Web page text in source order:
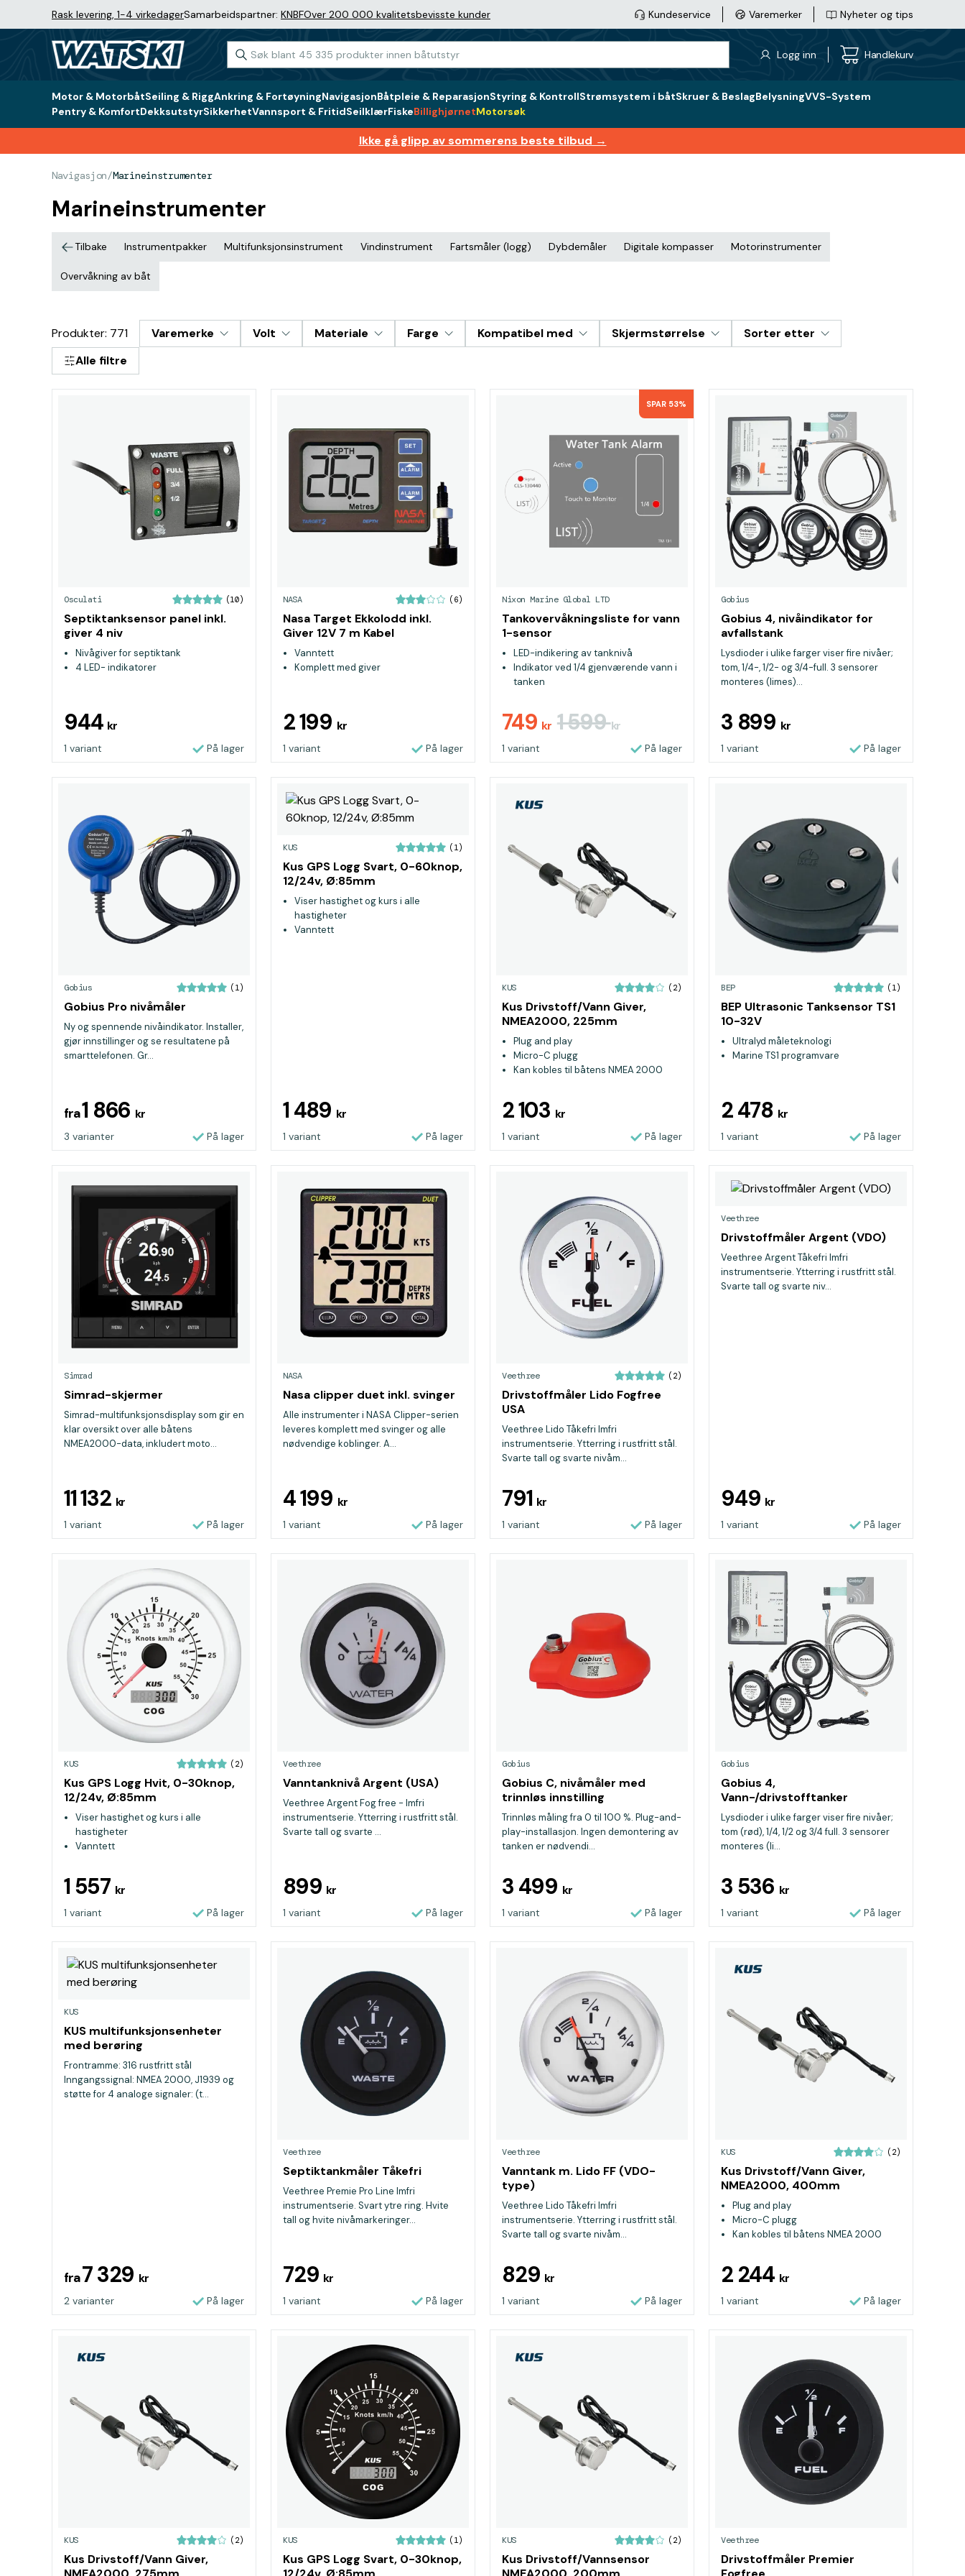
Rask levering, 1-4 virkedagerSamarbeidspartner: KNBFOver 200 000 kvalitetsbevisste kunder Kundeservice Varemerker Nyheter og tips
Logg inn Handlekurv
Motor & MotorbåtSeiling & RiggAnkring & FortøyningNavigasjonBåtpleie & ReparasjonStyring & KontrollStrømsystem i båtSkruer & BeslagBelysningVVS-System
Pentry & KomfortDekksutstyrSikkerhetVannsport & FritidSeilklærFiskeBillighjørnetMotorsøk
Ikke gå glipp av sommerens beste tilbud →
Navigasjon/Marineinstrumenter
Marineinstrumenter
Tilbake Instrumentpakker Multifunksjonsinstrument Vindinstrument Fartsmåler (logg) Dybdemåler Digitale kompasser Motorinstrumenter
Overvåkning av båt
Produkter: 771 Varemerke Volt Materiale Farge Kompatibel med Skjermstørrelse
Sorter etter
Alle filtre
Osculati (10)
Septiktanksensor panel inkl.
giver 4 niv
Nivågiver for septiktank
4 LED- indikatorer
944 kr
1 variant På lager
NASA (6)
Nasa Target Ekkolodd inkl.
Giver 12V 7 m Kabel
Vanntett
Komplett med giver
2 199 kr
1 variant På lager
SPAR 53%
Nixon Marine Global LTD
Tankovervåkningsliste for vann
1-sensor
LED-indikering av tanknivå
Indikator ved 1/4 gjenværende vann i
tanken
749 kr 1 599kr
1 variant På lager
Gobius
Gobius 4, nivåindikator for
avfallstank
Lysdioder i ulike farger viser fire nivåer;
tom, 1/4-, 1/2- og 3/4-full. 3 sensorer
monteres (limes)...
3 899 kr
1 variant På lager
Gobius (1)
Gobius Pro nivåmåler
Ny og spennende nivåindikator. Installer,
gjør innstillinger og se resultatene på
smarttelefonen. Gr...
fra1 866 kr
3 varianter På lager
KUS (1)
Kus GPS Logg Svart, 0-60knop,
12/24v, Ø:85mm
Viser hastighet og kurs i alle
hastigheter
Vanntett
1 489 kr
1 variant På lager
KUS (2)
Kus Drivstoff/Vann Giver,
NMEA2000, 225mm
Plug and play
Micro-C plugg
Kan kobles til båtens NMEA 2000
2 103 kr
1 variant På lager
BEP (1)
BEP Ultrasonic Tanksensor TS1
10-32V
Ultralyd måleteknologi
Marine TS1 programvare
2 478 kr
1 variant På lager
Simrad
Simrad-skjermer
Simrad-multifunksjonsdisplay som gir en
klar oversikt over alle båtens
NMEA2000-data, inkludert moto...
11 132 kr
1 variant På lager
NASA
Nasa clipper duet inkl. svinger
Alle instrumenter i NASA Clipper-serien
leveres komplett med svinger og alle
nødvendige koblinger. A...
4 199 kr
1 variant På lager
Veethree (2)
Drivstoffmåler Lido Fogfree
USA
Veethree Lido Tåkefri Imfri
instrumentserie. Ytterring i rustfritt stål.
Svarte tall og svarte nivåm...
791 kr
1 variant På lager
Veethree
Drivstoffmåler Argent (VDO)
Veethree Argent Tåkefri Imfri
instrumentserie. Ytterring i rustfritt stål.
Svarte tall og svarte niv...
949 kr
1 variant På lager
KUS (2)
Kus GPS Logg Hvit, 0-30knop,
12/24v, Ø:85mm
Viser hastighet og kurs i alle
hastigheter
Vanntett
1 557 kr
1 variant På lager
Veethree
Vanntanknivå Argent (USA)
Veethree Argent Fog free - Imfri
instrumentserie. Ytterring i rustfritt stål.
Svarte tall og svarte ...
899 kr
1 variant På lager
Gobius
Gobius C, nivåmåler med
trinnløs innstilling
Trinnløs måling fra 0 til 100 %. Plug-and-
play-installasjon. Ingen demontering av
tanken er nødvendi...
3 499 kr
1 variant På lager
Gobius
Gobius 4,
Vann-/drivstofftanker
Lysdioder i ulike farger viser fire nivåer;
tom (rød), 1/4, 1/2 og 3/4 full. 3 sensorer
monteres (li...
3 536 kr
1 variant På lager
KUS
KUS multifunksjonsenheter
med berøring
Frontramme: 316 rustfritt stål
Inngangssignal: NMEA 2000, J1939 og
støtte for 4 analoge signaler: (t...
fra7 329 kr
2 varianter På lager
Veethree
Septiktankmåler Tåkefri
Veethree Premie Pro Line Imfri
instrumentserie. Svart ytre ring. Hvite
tall og hvite nivåmarkeringer...
729 kr
1 variant På lager
Veethree
Vanntank m. Lido FF (VDO-
type)
Veethree Lido Tåkefri Imfri
instrumentserie. Ytterring i rustfritt stål.
Svarte tall og svarte nivåm...
829 kr
1 variant På lager
KUS (2)
Kus Drivstoff/Vann Giver,
NMEA2000, 400mm
Plug and play
Micro-C plugg
Kan kobles til båtens NMEA 2000
2 244 kr
1 variant På lager
KUS (2)
Kus Drivstoff/Vann Giver,
KUS (1)
Kus GPS Logg Svart, 0-30knop,
KUS (2)
Kus Drivstoff/Vannsensor
Veethree
Drivstoffmåler Premier